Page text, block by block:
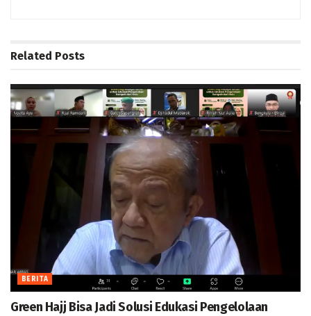
Related Posts
BERITA
Green Hajj Bisa Jadi Solusi Edukasi Pengelolaan